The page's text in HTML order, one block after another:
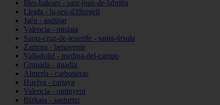
Illes-balears - sant-joan-de-labritja
Lleida - la-seu-d39urgell
Jaén - andújar
Valencia - mislata
Santa-cruz-de-tenerife - santa-úrsula
Zamora - benavente
Valladolid - medina-del-campo
Granada - guadix
Almería - carboneras
Huelva - cartaya
Valencia - ontinyent
Bizkaia - santurtzi